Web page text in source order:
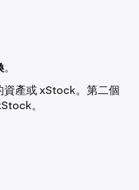
。
資產或 xStock。第二個
。